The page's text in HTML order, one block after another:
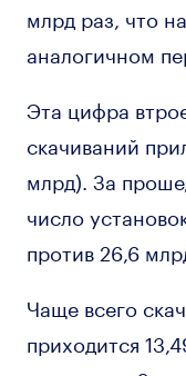
млрд раз, что
аналогичном
Эта цифра
скачиваний
млрд). За
число
против 26,6
Чаще всего
приходится